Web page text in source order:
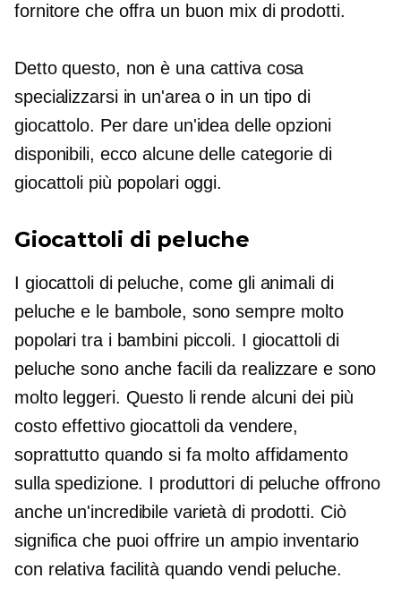
fornitore che offra un buon mix di prodotti.
Detto questo, non è una cattiva cosa
specializzarsi in un'area o in un tipo di
giocattolo. Per dare un'idea delle opzioni
disponibili, ecco alcune delle categorie di
giocattoli più popolari oggi.
Giocattoli di peluche
I giocattoli di peluche, come gli animali di
peluche e le bambole, sono sempre molto
popolari tra i bambini piccoli. I giocattoli di
peluche sono anche facili da realizzare e sono
molto leggeri. Questo li rende alcuni dei più
costo effettivogiocattoli da vendere,
soprattutto quando si fa molto affidamento
sulla spedizione. I produttori di peluche offrono
anche un'incredibile varietà di prodotti. Ciò
significa che puoi offrire un ampio inventario
con relativa facilità quando vendi peluche.